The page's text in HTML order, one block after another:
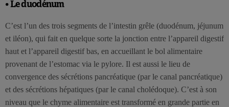
• Le duodénum
C’est l’un des trois segments de l’intestin grêle (duodénum, jéjunum
et iléon), qui fait en quelque sorte la jonction entre l’appareil digestif
haut et l’appareil digestif bas, en accueillant le bol alimentaire
provenant de l’estomac via le pylore. Il est aussi le lieu de
convergence des sécrétions pancréatique (par le canal pancréatique)
et des sécrétions hépatiques (par le canal cholédoque). C’est à son
niveau que le chyme alimentaire est transformé en grande partie en